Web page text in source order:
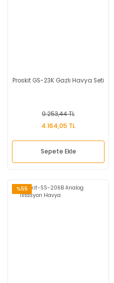
Proskit GS-23K Gazlı Havya Seti
9.253,44 TL
4.164,05 TL
Sepete Ekle
%55